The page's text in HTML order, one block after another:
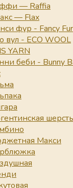
— Raffia
— Flax
фур - Fancy Fur
вул - ECO WOOL
YARN
беби - Bunny
шерсть
Макси